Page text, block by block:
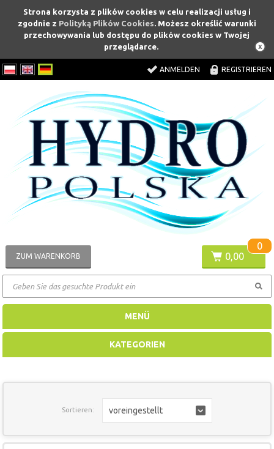
Strona korzysta z plików cookies w celu realizacji usług i
zgodnie z Polityką Plików Cookies. Możesz określić warunki
przechowywania lub dostępu do plików cookies w Twojej
przeglądarce.
ANMELDEN REGISTRIEREN
0,00
0
ZUM WARENKORB
GEHEN
MENÜ
KATEGORIEN
Sortieren: voreingestellt